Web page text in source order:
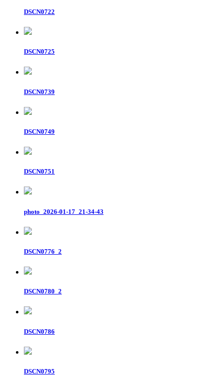
DSCN0722
DSCN0725
DSCN0739
DSCN0749
DSCN0751
photo_2026-01-17_21-34-43
DSCN0776_2
DSCN0780_2
DSCN0786
DSCN0795